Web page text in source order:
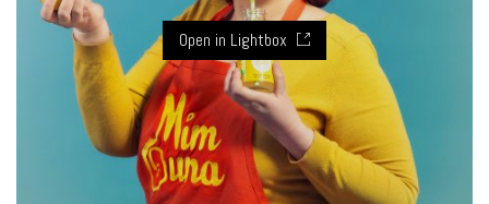
Open in Lightbox